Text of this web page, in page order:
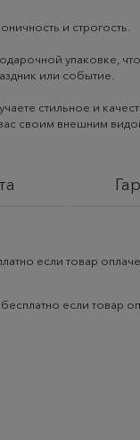
и строгость.
упаковке,
или событие.
стильное и
своим внешним
если товар
бесплатно если товар